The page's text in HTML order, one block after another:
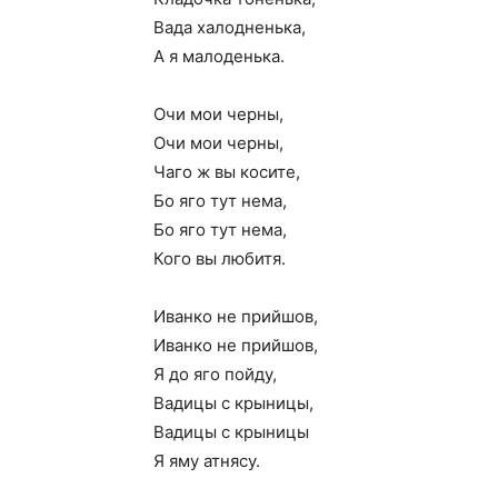
Вада халодненька,
А я малоденька.
Очи мои черны,
Очи мои черны,
Чаго ж вы косите,
Бо яго тут нема,
Бо яго тут нема,
Кого вы любитя.
Иванко не прийшов,
Иванко не прийшов,
Я до яго пойду,
Вадицы с крыницы,
Вадицы с крыницы
Я яму атнясу.